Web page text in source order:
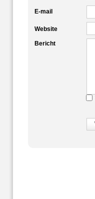
E-mail
Website
Bericht